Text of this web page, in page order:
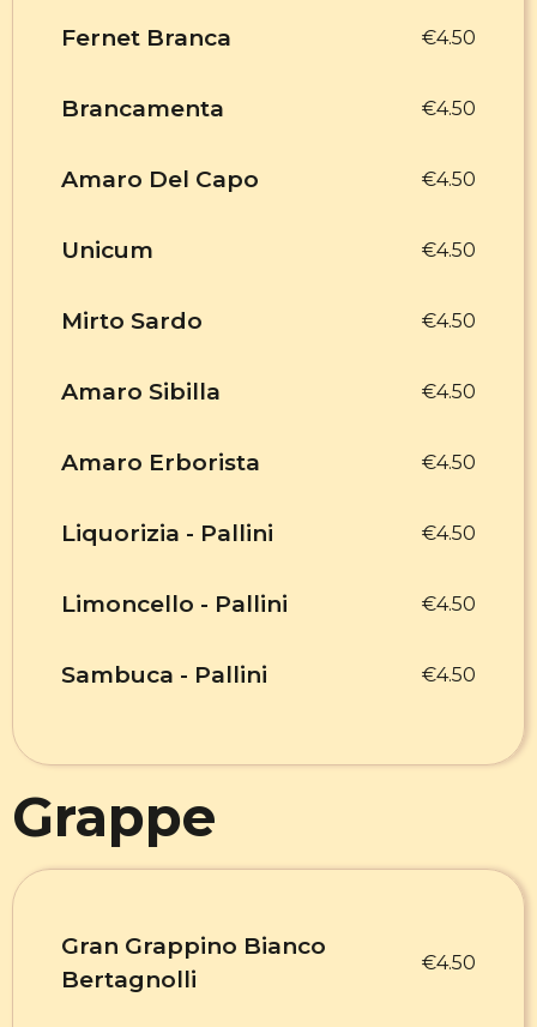
Fernet Branca €4.50
Brancamenta €4.50
Amaro Del Capo €4.50
Unicum €4.50
Mirto Sardo €4.50
Amaro Sibilla €4.50
Amaro Erborista €4.50
Liquorizia - Pallini €4.50
Limoncello - Pallini €4.50
Sambuca - Pallini €4.50
Grappe
Gran Grappino Bianco
Bertagnolli
€4.50